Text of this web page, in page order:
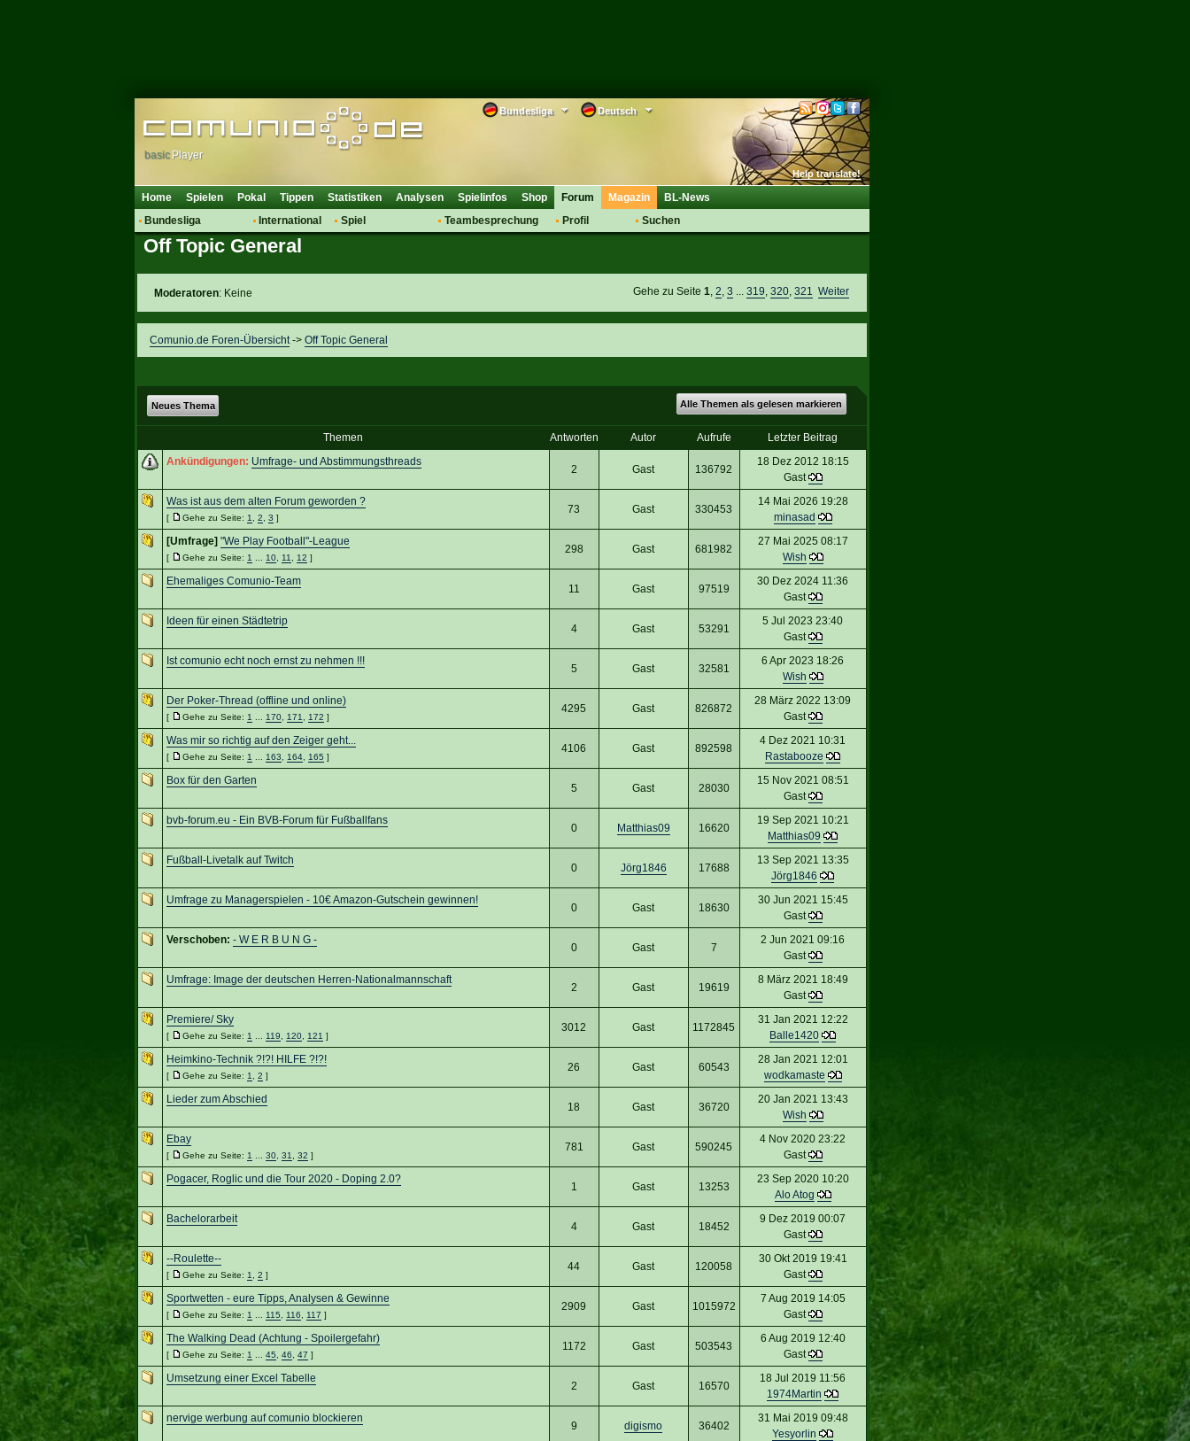
Deutsch
Bundesliga
Help translate!
basic Player
Home Spielen Pokal Tippen Statistiken Analysen Spielinfos Shop
Forum
Bundesliga
Hot News
Spielanalyse
International
Vereine
Spiel
Teambesprechung
Profil
Suchen
Magazin BL-News
Off Topic General
Gehe zu Seite1 ,2 ,3 ...319 ,320 ,321 Weiter
Moderatoren: Keine
Comunio.de Foren-Übersicht-> Off Topic General
Alle Themen als gelesen markieren
Neues Thema
Themen Antworten Autor Aufrufe
Letzter Beitrag
Ankündigungen: Umfrage- und Abstimmungsthreads
2 Gast 136792
18 Dez 2012 18:15
Gast
Was ist aus dem alten Forum geworden ?
[ Gehe zu Seite: 1 2 3 ]
73 Gast 330453
14 Mai 2026 19:28
minasad
[Umfrage] "We Play Football"-League
[ Gehe zu Seite: 1 10, 11 12 ]
298 Gast 681982
27 Mai 2025 08:17
Wish
Ehemaliges Comunio-Team
11 Gast 97519
30 Dez 2024 11:36
Gast
Ideen für einen Städtetrip
4 Gast 53291
5 Jul 2023 23:40
Gast
Ist comunio echt noch ernst zu nehmen !!!
5 Gast 32581
6 Apr 2023 18:26
Wish
Der Poker-Thread (offline und online)
[ Gehe zu Seite: 1 170, 171 172 ]
4295 Gast 826872
28 März 2022 13:09
Gast
Was mir so richtig auf den Zeiger geht...
[ Gehe zu Seite: 1 163 164, 165 ]
4106 Gast 892598
4 Dez 2021 10:31
Rastabooze
Box für den Garten
5 Gast 28030
15 Nov 2021 08:51
Gast
bvb-forum.eu - Ein BVB-Forum für Fußballfans
0 Matthias09 16620
19 Sep 2021 10:21
Matthias09
Fußball-Livetalk auf Twitch
0 Jörg1846 17688
13 Sep 2021 13:35
Jörg1846
Umfrage zu Managerspielen - 10€ Amazon-Gutschein gewinnen!
0 Gast 18630
30 Jun 2021 15:45
Gast
Verschoben: - W E R B U N G -
0 Gast 7
2 Jun 2021 09:16
Gast
Umfrage: Image der deutschen Herren-Nationalmannschaft
2 Gast 19619
8 März 2021 18:49
Gast
Premiere/ Sky
[ Gehe zu Seite: 1 119 120, 121 ]
3012 Gast 1172845
31 Jan 2021 12:22
Balle1420
Heimkino-Technik ?!?! HILFE ?!?!
[ Gehe zu Seite: 1 2 ]
26 Gast 60543
28 Jan 2021 12:01
wodkamaste
Lieder zum Abschied
18 Gast 36720
20 Jan 2021 13:43
Wish
Ebay
[ Gehe zu Seite: 1 30, 31 32 ]
781 Gast 590245
4 Nov 2020 23:22
Gast
Pogacer, Roglic und die Tour 2020 - Doping 2.0?
1 Gast 13253
23 Sep 2020 10:20
Alo Atog
Bachelorarbeit
4 Gast 18452
9 Dez 2019 00:07
Gast
--Roulette--
[ Gehe zu Seite: 1 2 ]
44 Gast 120058
30 Okt 2019 19:41
Gast
Sportwetten - eure Tipps, Analysen & Gewinne
[ Gehe zu Seite: 1 115 116 117 ]
2909 Gast 1015972
7 Aug 2019 14:05
Gast
The Walking Dead (Achtung - Spoilergefahr)
[ Gehe zu Seite: 1 45 46 47 ]
1172 Gast 503543
6 Aug 2019 12:40
Gast
Umsetzung einer Excel Tabelle
2 Gast 16570
18 Jul 2019 11:56
1974Martin
nervige werbung auf comunio blockieren
9 digismo 36402
31 Mai 2019 09:48
Yesyorlin